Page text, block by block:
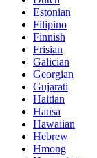
Estonian
Filipino
Finnish
Frisian
Galician
Georgian
Gujarati
Haitian
Hausa
Hawaiian
Hebrew
Hmong